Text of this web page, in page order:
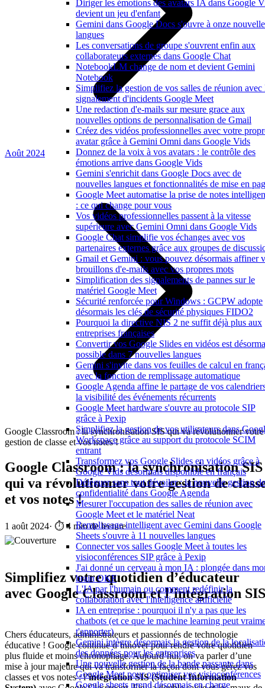
Diriger les émotions des avatars IA dans Google
devient un jeu d'enfant
Gemini dans Google Docs s'ouvre à onze
langues
Les conversations de groupe s'ouvrent enfin aux
collaborateurs externes dans Google Chat
NotebookLM change de nom et devient Gemini
Notebook
Simplifiez la gestion de vos salles de réunion avec
signalement d'incidents Google Meet
Une redaction d'e-mails sur mesure grace aux
nouvelles options de personnalisation de Gmail
Créez des vidéos professionnelles avec votre
avatar grâce à Gemini Omni dans Google Vids
Donnez de la voix à vos avatars : le contrôle des
émotions arrive dans Google Vids
Gemini s'enrichit dans Google Docs avec de
nouvelles langues et fonctionnalités de mise en
Google Meet automatise la prise de notes
: ce qui change pour vous
Vos vidéos professionnelles passent à la vitesse
supérieure avec Gemini Omni dans Google Vids
Google Chat simplifie vos échanges avec vos
partenaires externes grâce aux groupes de
Gmail et Gemini : vous pouvez désormais affiner
brouillons d'e-mails avec vos propres mots
Simplification des signalements de pannes sur le
matériel Google Meet
Sécurité renforcée pour Windows : GCPW adopte
désormais les clés de sécurité physiques FIDO2
Pourquoi la directive NIS 2 ne suffit déjà plus aux
entreprises françaises
Convertir vos Google Slides en vidéos est
possible dans 7 nouvelles langues
Gemini s'invite dans vos feuilles de calcul en
avec la fonction de remplissage automatique
Google Agenda affine le partage de vos
la visibilité des événements récurrents
Google Meet hardware s'ouvre au protocole SIP
grâce à Pexip
Simplifiez la gestion de vos utilisateurs dans
Workspace grâce au support du protocole SCIM
entrant
Transformez vos Google Slides en vidéos grâce à
Google Vids désormais disponible en français
Déléguer sans tout dévoiler : la nouvelle gestion
confidentialité dans Google Agenda
Mesurer l'occupation des salles de réunion avec
Google Meet et le matériel Neat
Remplissage intelligent avec Gemini dans Google
Sheets s'ouvre à 11 nouvelles langues
Connecter vos salles Google Meet à toutes les
visioconférences SIP grâce à Pexip
J'ai donné un cerveau à mon IA : plongée dans
brain OKF
L'IA par l'humain ou comment redéfinir la
collaboration avec l'intelligence artificielle
IA en entreprise : pourquoi il n'y a pas que les
chatbots (et ce que le machine learning peut
t'apporter)
Gemini intègre désormais la gestion de la
des données pour les entreprises
Une nouvelle gestion de la bande passante dans
Google Meet pour optimiser vos visioconférences
Google sheets prend désormais en charge
Août 2024
Google Classroom : la synchronisation SIS qui va révolutionner votre
gestion de classe et vos notes !
Google Classroom : la synchronisation SIS
qui va révolutionner votre gestion de
et vos notes !
1 août 2024· ⏱️ 4 min de lecture
Simplifiez votre quotidien d’éducateur
avec Google Classroom et l’intégration SIS
Chers éducateurs, administrateurs et passionnés de technologie
éducative ! Google continue d’innover pour rendre votre quotidien
plus fluide et moins chronophage. Aujourd’hui, on va parler d’une
mise à jour majeure qui va transformer la façon dont vous gérez vos
classes et vos notes : l’intégration SIS (Student Information